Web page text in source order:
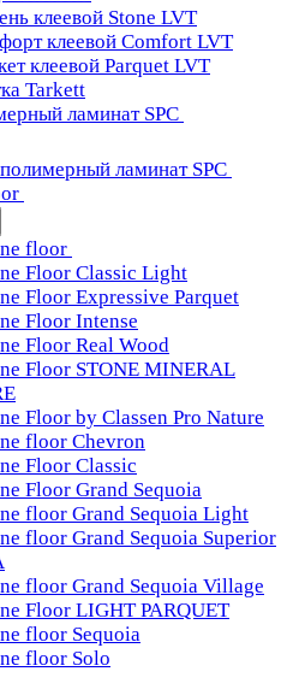
клеевой Stone LVT
клеевой Comfort LVT
клеевой Parquet LVT
Tarkett
ламинат SPC
ламинат SPC
floor
Floor Classic Light
Floor Expressive Parquet
Floor Intense
Floor Real Wood
Floor STONE MINERAL
Floor by Classen Pro Nature
floor Chevron
Floor Classic
Floor Grand Sequoia
floor Grand Sequoia Light
floor Grand Sequoia Superior
floor Grand Sequoia Village
Floor LIGHT PARQUET
floor Sequoia
floor Solo